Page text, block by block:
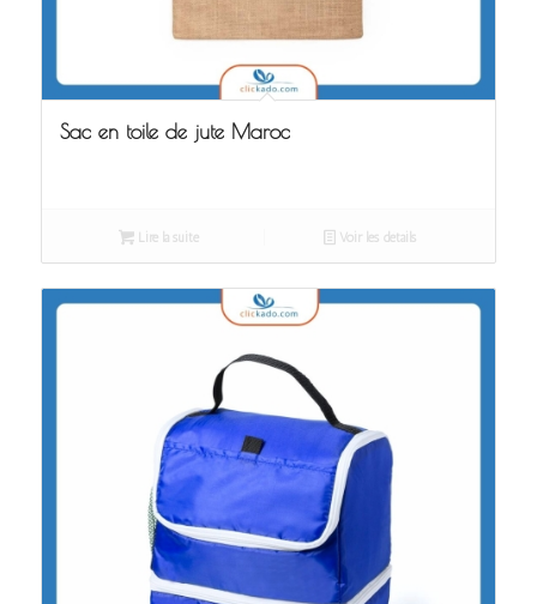
Sac en toile de jute Maroc
Lire la suite Voir les détails